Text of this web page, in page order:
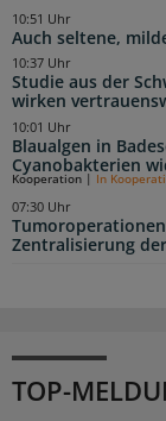
Auch seltene,
10:51 Uhr
Studie aus der
wirken
10:37 Uhr
Blaualgen in
Cyanobakterien
10:01 Uhr
Zentralisierung
Kooperation | In
07:30 Uhr
TOP-